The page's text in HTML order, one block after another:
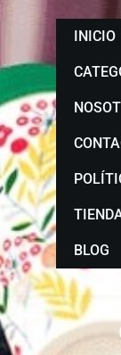
INICIO
BLOG